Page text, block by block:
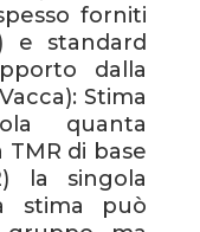
forniti
e standard
dalla
Stima
quanta
TMR di base
la singola
stima può